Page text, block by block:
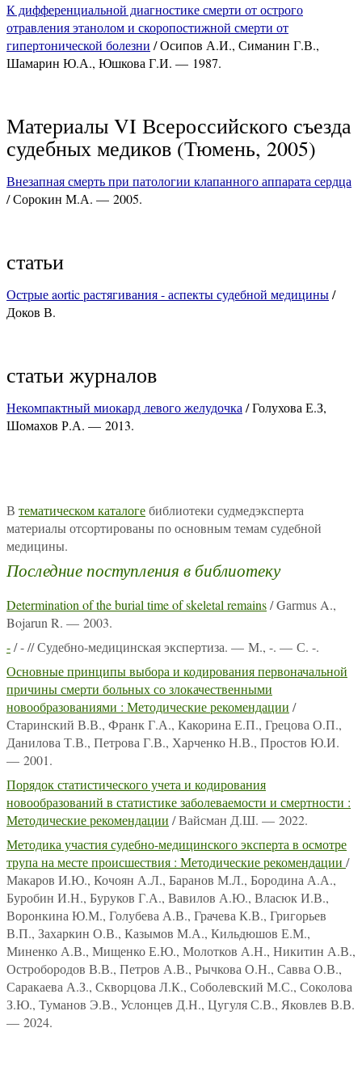
К дифференциальной диагностике смерти от острого
отравления этанолом и скоропостижной смерти от
гипертонической болезни / Осипов А.И., Симанин Г.В.,
Шамарин Ю.А., Юшкова Г.И. — 1987.
Материалы VI Всероссийского съезда
судебных медиков (Тюмень, 2005)
Внезапная смерть при патологии клапанного аппарата сердца
/ Сорокин М.А. — 2005.
статьи
Острые aortic растягивания - аспекты судебной медицины/
Доков В.
статьи журналов
Некомпактный миокард левого желудочка / Голухова Е.З,
Шомахов Р.А. — 2013.
В тематическом каталогебиблиотеки судмедэксперта
материалы отсортированы по основным темам судебной
медицины.
Последние поступления в библиотеку
Determination of the burial time of skeletal remains/ Garmus A.,
Bojarun R. — 2003.
-/ - // Судебно-медицинская экспертиза. — М., -. — С. -.
Основные принципы выбора и кодирования первоначальной
причины смерти больных со злокачественными
новообразованиями : Методические рекомендации /
Старинский В.В., Франк Г.А., Какорина Е.П., Грецова О.П.,
Данилова Т.В., Петрова Г.В., Харченко Н.В., Простов Ю.И.
— 2001.
Порядок статистического учета и кодирования
новообразований в статистике заболеваемости и смертности :
Методические рекомендации / Вайсман Д.Ш. — 2022.
Методика участия судебно-медицинского эксперта в осмотре
трупа на месте происшествия : Методические рекомендации /
Макаров И.Ю., Кочоян А.Л., Баранов М.Л., Бородина А.А.,
Буробин И.Н., Буруков Г.А., Вавилов А.Ю., Власюк И.В.,
Воронкина Ю.М., Голубева А.В., Грачева К.В., Григорьев
В.П., Захаркин О.В., Казымов М.А., Кильдюшов Е.М.,
Миненко А.В., Мищенко Е.Ю., Молотков А.Н., Никитин А.В.,
Остробородов В.В., Петров А.В., Рычкова О.Н., Савва О.В.,
Саракаева А.З., Скворцова Л.К., Соболевский М.С., Соколова
З.Ю., Туманов Э.В., Услонцев Д.Н., Цугуля С.В., Яковлев В.В.
— 2024.